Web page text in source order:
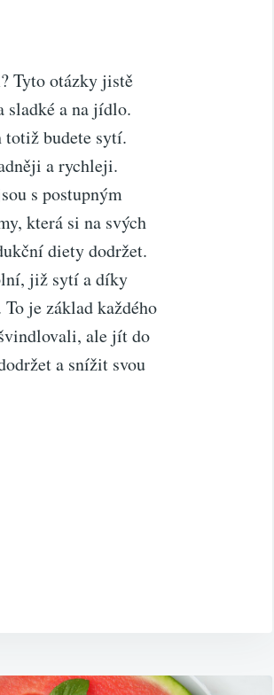
Tyto otázky jistě
sladké a na jídlo.
totiž budete sytí.
a rychleji.
s postupným
která si na svých
diety dodržet.
již sytí a díky
je základ každého
ale jít do
a snížit svou